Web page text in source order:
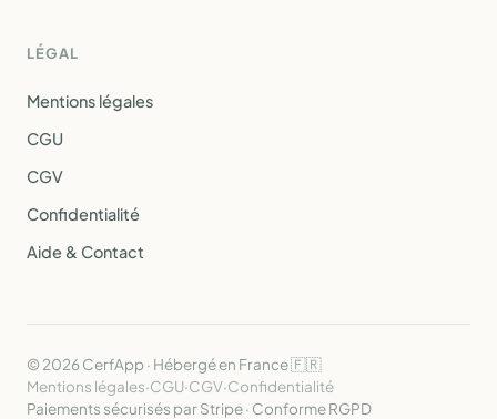
LÉGAL
Mentions légales
CGU
CGV
Confidentialité
Aide & Contact
© 2026 CerfApp · Hébergé en France 🇫🇷
Mentions légales·CGU·CGV·Confidentialité
Paiements sécurisés par Stripe · Conforme RGPD